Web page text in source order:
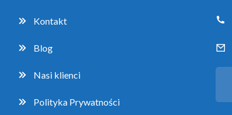
Kontakt
Blog
Nasi klienci
Polityka Prywatności